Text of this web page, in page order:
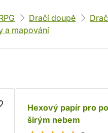
Dračí doupě
a mapování
Hexový papír pro
širým nebem